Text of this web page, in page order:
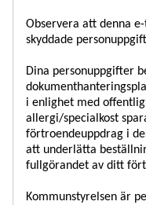
Observera att denna
skyddade
Dina personuppgifter
i enlighet med
allergi/specialkost
förtroendeuppdrag i
att underlätta
fullgörandet av ditt
Kommunstyrelsen är